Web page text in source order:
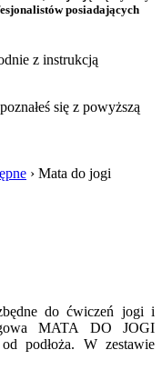
posiadających
z instrukcją
się z powyższą
› Mata do jogi
do ćwiczeń jogi i
MATA DO JOGI
podłoża. W zestawie